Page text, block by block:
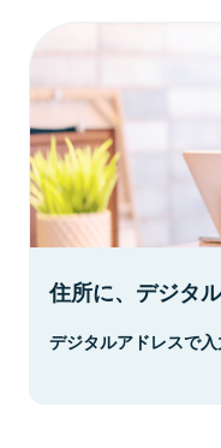
住所に、デジタ
デジタルアドレスで入